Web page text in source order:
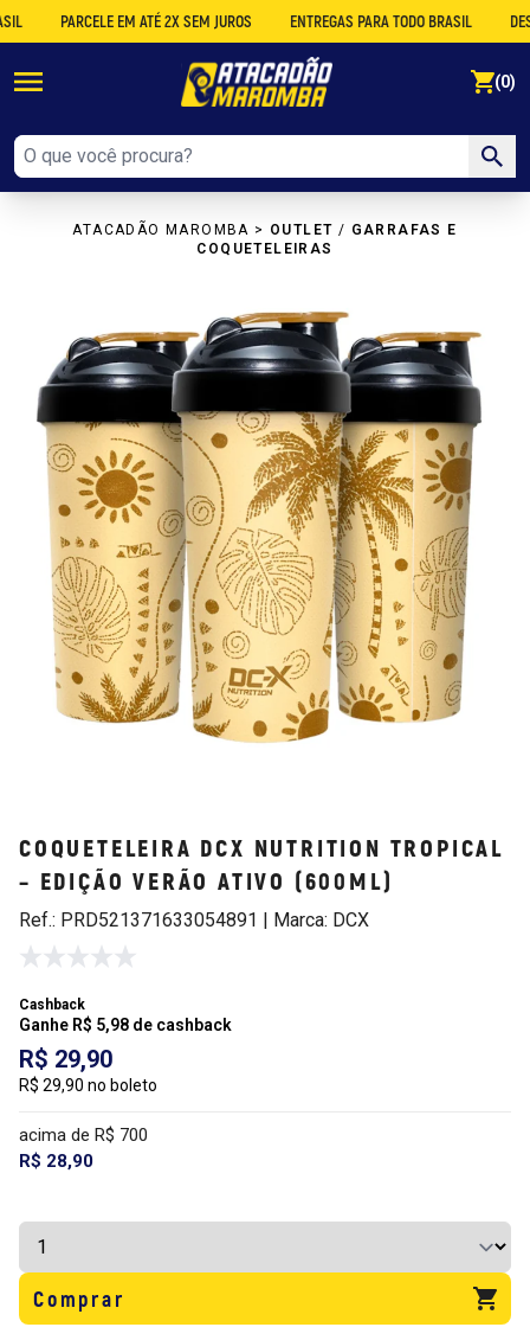
PARCELE EM ATÉ 2X SEM JUROS ENTREGAS PARA TODO BRASIL
(0)
ATACADÃO MAROMBA > OUTLET / GARRAFAS E
COQUETELEIRAS
COQUETELEIRA DCX NUTRITION TROPICAL
– EDIÇÃO VERÃO ATIVO (600ML)
Ref.: PRD521371633054891 | Marca: DCX
Cashback
Ganhe R$ 5,98 de cashback
R$ 29,90
R$ 29,90 no boleto
acima de R$ 700
R$ 28,90
Comprar